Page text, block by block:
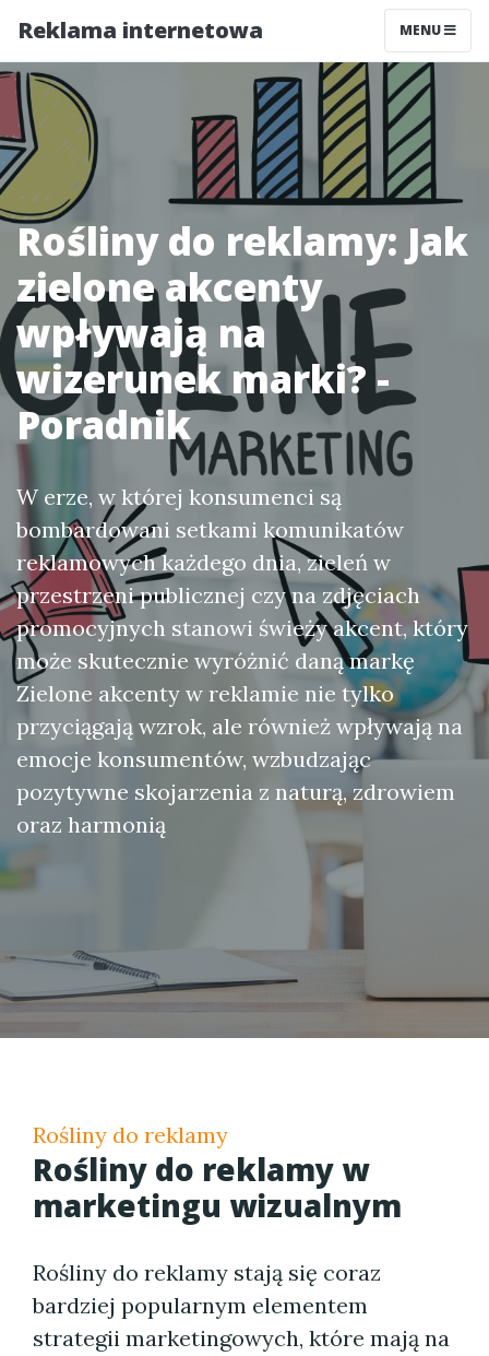
Reklama internetowa MENU
Rośliny do reklamy: Jak
zielone akcenty
wpływają na
wizerunek marki? -
Poradnik
W erze, w której konsumenci są
bombardowani setkami komunikatów
reklamowych każdego dnia, zieleń w
przestrzeni publicznej czy na zdjęciach
promocyjnych stanowi świeży akcent, który
może skutecznie wyróżnić daną markę
Zielone akcenty w reklamie nie tylko
przyciągają wzrok, ale również wpływają na
emocje konsumentów, wzbudzając
pozytywne skojarzenia z naturą, zdrowiem
oraz harmonią
Rośliny do reklamy
Rośliny do reklamy w
marketingu wizualnym
Rośliny do reklamy stają się coraz
bardziej popularnym elementem
strategii marketingowych, które mają na